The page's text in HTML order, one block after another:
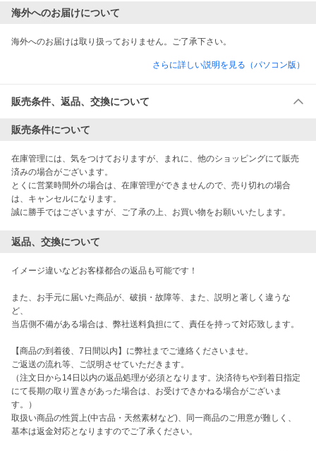
海外へのお届けについて
海外へのお届けは取り扱っておりません。ご了承下さい。
さらに詳しい説明を見る（パソコン版）
販売条件、返品、交換について
販売条件について
在庫管理には、気をつけておりますが、まれに、他のショッピングにて販売
済みの場合がございます。
とくに営業時間外の場合は、在庫管理ができませんので、売り切れの場合
は、キャンセルになります。
誠に勝手ではございますが、ご了承の上、お買い物をお願いいたします。
返品、交換について
イメージ違いなどお客様都合の返品も可能です！
また、お手元に届いた商品が、破損・故障等、また、説明と著しく違うな
ど、
当店側不備がある場合は、弊社送料負担にて、責任を持って対応致します。
【商品の到着後、7日間以内】に弊社までご連絡くださいませ。
ご返送の流れ等、ご説明させていただきます。
（注文日から14日以内の返品処理が必須となります。決済待ちや到着日指定
にて長期の取り置きがあった場合は、お受けできかねる場合がございま
す。）
取扱い商品の性質上(中古品・天然素材など)、同一商品のご用意が難しく、
基本は返金対応となりますのでご了承ください。